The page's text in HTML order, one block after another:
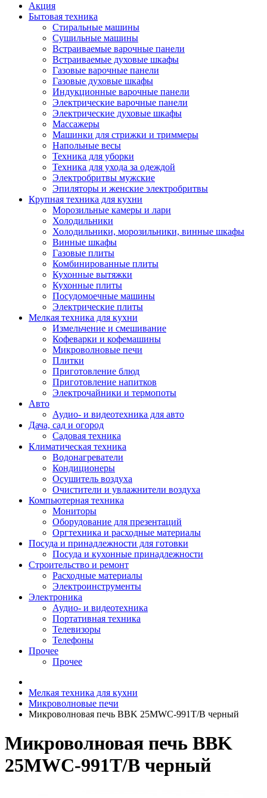
Акция
Бытовая техника
Стиральные машины
Сушильные машины
Встраиваемые варочные панели
Встраиваемые духовые шкафы
Газовые варочные панели
Газовые духовые шкафы
Индукционные варочные панели
Электрические варочные панели
Электрические духовые шкафы
Массажеры
Машинки для стрижки и триммеры
Напольные весы
Техника для уборки
Техника для ухода за одеждой
Электробритвы мужские
Эпиляторы и женские электробритвы
Крупная техника для кухни
Морозильные камеры и лари
Холодильники
Холодильники, морозильники, винные шкафы
Винные шкафы
Газовые плиты
Комбинированные плиты
Кухонные вытяжки
Кухонные плиты
Посудомоечные машины
Электрические плиты
Мелкая техника для кухни
Измельчение и смешивание
Кофеварки и кофемашины
Микроволновые печи
Плитки
Приготовление блюд
Приготовление напитков
Электрочайники и термопоты
Авто
Аудио- и видеотехника для авто
Дача, сад и огород
Садовая техника
Климатическая техника
Водонагреватели
Кондиционеры
Осушитель воздуха
Очистители и увлажнители воздуха
Компьютерная техника
Мониторы
Оборудование для презентаций
Оргтехника и расходные материалы
Посуда и принадлежности для готовки
Посуда и кухонные принадлежности
Строительство и ремонт
Расходные материалы
Электроинструменты
Электроника
Аудио- и видеотехника
Портативная техника
Телевизоры
Телефоны
Прочее
Прочее
Мелкая техника для кухни
Микроволновые печи
Микроволновая печь BBK 25MWC-991T/B черный
Микроволновая печь BBK
25MWC-991T/B черный